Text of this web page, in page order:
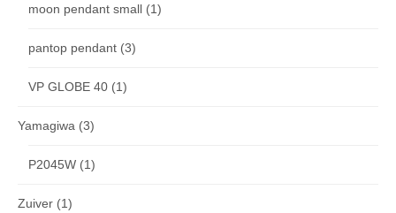
moon pendant small (1)
pantop pendant (3)
VP GLOBE 40 (1)
Yamagiwa (3)
P2045W (1)
Zuiver (1)